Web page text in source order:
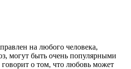
на любого человека,
могут быть очень популярными
говорит о том, что любовь может